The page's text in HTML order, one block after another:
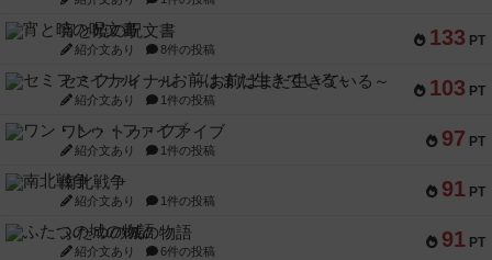
133 PT
宵と暁の呪文書
紹介文あり 8件の投稿
103 PT
セミファイナル ～お前はまだ生きている～
紹介文あり 1件の投稿
97 PT
ワン・トゥ・ファイブ
紹介文あり 1件の投稿
91 PT
南北戦争
紹介文あり 1件の投稿
91 PT
ふたつの城の物語
紹介文あり 6件の投稿